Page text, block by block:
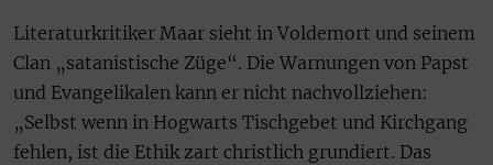
Literaturkritiker Maar sieht in Voldemort und seinem
Clan „satanistische Züge“. Die Warnungen von Papst
und Evangelikalen kann er nicht nachvollziehen:
„Selbst wenn in Hogwarts Tischgebet und Kirchgang
fehlen, ist die Ethik zart christlich grundiert. Das